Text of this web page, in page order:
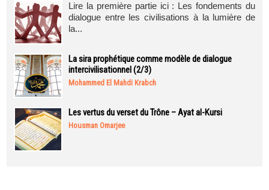
Lire la première partie ici : Les fondements du
dialogue entre les civilisations à la lumière de
la...
La sira prophétique comme modèle de dialogue
intercivilisationnel (2/3)
Mohammed El Mahdi Krabch
Les vertus du verset du Trône – Ayat al-Kursi
Housman Omarjee